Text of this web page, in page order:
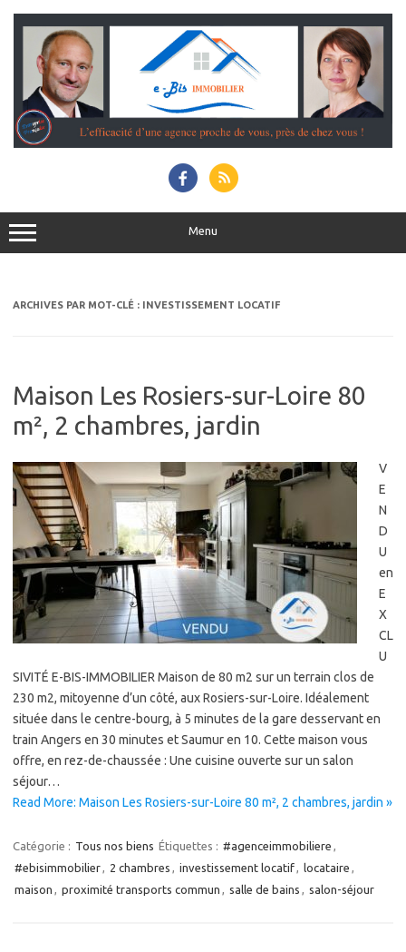
contenu
Menu
ARCHIVES PAR MOT-CLÉ : INVESTISSEMENT LOCATIF
Maison Les Rosiers-sur-Loire 80
m², 2 chambres, jardin
V
E
N
D
U
en
E
X
CL
U
SIVITÉ E-BIS-IMMOBILIER Maison de 80 m2 sur un terrain clos de
230 m2, mitoyenne d’un côté, aux Rosiers-sur-Loire. Idéalement
située dans le centre-bourg, à 5 minutes de la gare desservant en
train Angers en 30 minutes et Saumur en 10. Cette maison vous
offre, en rez-de-chaussée : Une cuisine ouverte sur un salon
séjour…
Read More: Maison Les Rosiers-sur-Loire 80 m², 2 chambres, jardin »
Catégorie : Tous nos biens Étiquettes : #agenceimmobiliere ,
#ebisimmobilier, 2 chambres , investissement locatif, locataire ,
maison , proximité transports commun , salle de bains , salon-séjour